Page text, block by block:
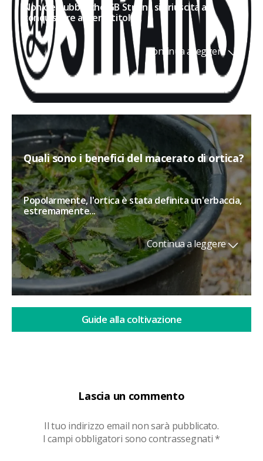
Lascia un commento
Il tuo indirizzo email non sarà pubblicato.
I campi obbligatori sono contrassegnati*
Non c'è dubbio che GB Strains sia riuscita a
conquistare a pieno titolo...
Continua a leggere
Quali sono i benefici del macerato di ortica?
Popolarmente, l'ortica è stata definita un'erbaccia,
estremamente...
Continua a leggere
Guide alla coltivazione